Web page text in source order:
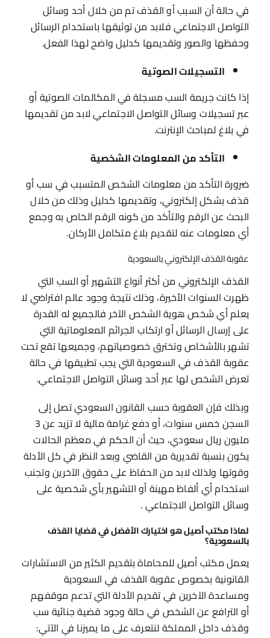
في حالة أن السبب أو القذف تم من خلال أحد وسائل
التواصل الاجتماعي فلابد من توثيقها باستخدام الرسائل
وحفظها والصور وتقديمها كدليل واضح لهذا الفعل.
التسجيلات الصوتية
إذا كانت جريمة السب مسجلة في المكالمات الصوتية أو
عبر تسجيلات وسائل التواصل الاجتماعي لابد من تقديمها
في بلاغ لمباحث الإنترنت.
التأكد من المعلومات الشخصية
ضرورة التأكد من معلومات الشخص المتسبب في سب أو
قذف بشكل إلكتروني، وتقديمها كدليل وذلك من خلال
البحث عن الرقم والتأكد من كونه الرقم الخاص به وجمع
أي معلومات عنه لتقديم بلاغ متكامل الأركان.
عقوبة القذف الإلكتروني بالسعودية
القذف الإلكتروني من أكثر أنواع التشهير أو السب التي
ظهرت السنوات الأخيرة، وذلك نتيجة وجود عالم افتراضي لا
يعلم أي شخص هوية الشخص الآخر فالجميع له القدرة
على إرسال الرسائل أو ارتكاب الجرائم المعلوماتية التي
تشهر بالأشخاص وتخترق خصوصياتهم، وجميعها تقع تحت
عقوبة القذف في السعودية التي يجب تطبيقها في حالة
تعرض الشخص لها عبر أحد وسائل التواصل الاجتماعي.
وبذلك فإن العقوبة حسب القانون السعودي تصل إلى
السجن خمس سنوات، أو دفع غرامة مالية لا تزيد عن 3
مليون ريال سعودي، حيث أن الحكم في معظم الحالات
يكون بنسبة تقديرية من القاضي وبعد النظر في كل الأدلة
وقوتها ولذلك لابد من الحفاظ على حقوق الآخرين وتجنب
استخدام أي ألفاظ مهينة أو التشهير بأي شخصية على
وسائل التواصل الاجتماعي .
لماذا مكتب أصيل هو اختيارك الأفضل في قضايا القذف
بالسعودية؟
يعمل مكتب أصيل للمحاماة بتقديم الكثير من الاستشارات
القانونية بخصوص عقوبة القذف في السعودية
ومساعدة الآخرين في تقديم الأدلة التي تدعم موقفهم
أو الترافع عن الشخص في حالة وجود قضية جنائية سب
وقذف داخل المملكة لنتعرف على ما يميزنا في الآتي: